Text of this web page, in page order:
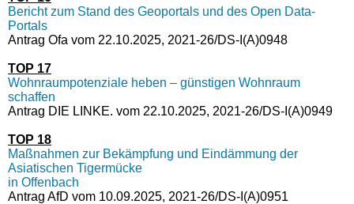
Bericht zum Stand des Geoportals und des Open Data-
Portals
Antrag Ofa vom 22.10.2025, 2021-26/DS-I(A)0948
TOP 17
Wohnraumpotenziale heben – günstigen Wohnraum
schaffen
Antrag DIE LINKE. vom 22.10.2025, 2021-26/DS-I(A)0949
TOP 18
Maßnahmen zur Bekämpfung und Eindämmung der
Asiatischen Tigermücke
in Offenbach
Antrag AfD vom 10.09.2025, 2021-26/DS-I(A)0951